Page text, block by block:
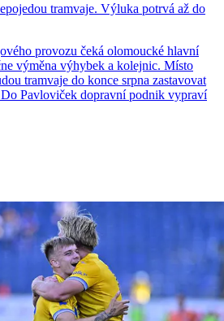
tramvaje. Výluka potrvá až do
provozu čeká olomoucké hlavní
výměna výhybek a kolejnic. Místo
tramvaje do konce srpna zastavovat
Do Pavloviček dopravní podnik vypraví